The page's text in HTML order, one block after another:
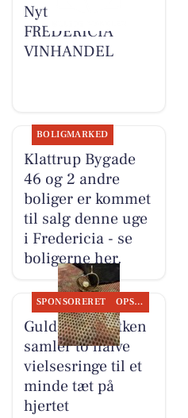
Nyt fra
FREDERICIA
VINHANDEL
BOLIGMARKED
Klattrup Bygade
46 og 2 andre
boliger er kommet
til salg denne uge
i Fredericia - se
boligerne her.
SPONSORERET OPSLAGSTAVLEN
Guldsmed Lütken
samler to halve
vielsesringe til et
minde tæt på
hjertet